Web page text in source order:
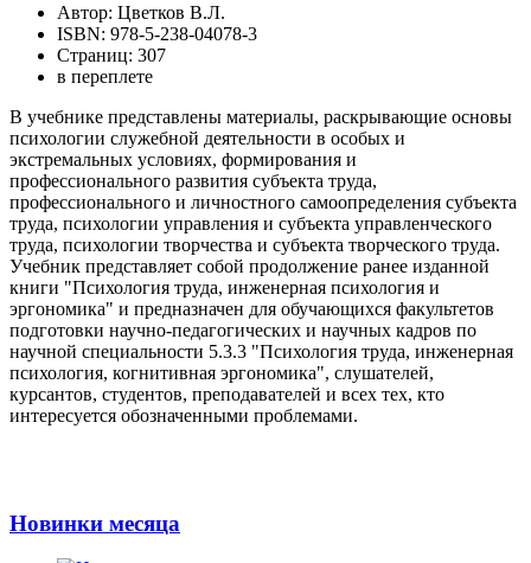
Автор: Цветков В.Л.
ISBN: 978-5-238-04078-3
Страниц: 307
в переплете
В учебнике представлены материалы, раскрывающие основы
психологии служебной деятельности в особых и
экстремальных условиях, формирования и
профессионального развития субъекта труда,
профессионального и личностного самоопределения субъекта
труда, психологии управления и субъекта управленческого
труда, психологии творчества и субъекта творческого труда.
Учебник представляет собой продолжение ранее изданной
книги "Психология труда, инженерная психология и
эргономика" и предназначен для обучающихся факультетов
подготовки научно-педагогических и научных кадров по
научной специальности 5.3.3 "Психология труда, инженерная
психология, когнитивная эргономика", слушателей,
курсантов, студентов, преподавателей и всех тех, кто
интересуется обозначенными проблемами.
Новинки месяца